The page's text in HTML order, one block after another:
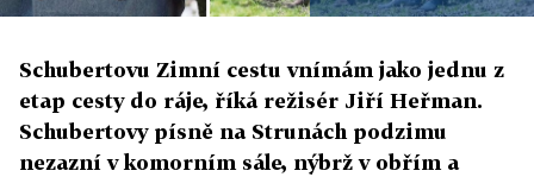
Schubertovu Zimní cestu vnímám jako jednu z
etap cesty do ráje, říká režisér Jiří Heřman.
Schubertovy písně na Strunách podzimu
nezazní v komorním sále, nýbrž v obřím a